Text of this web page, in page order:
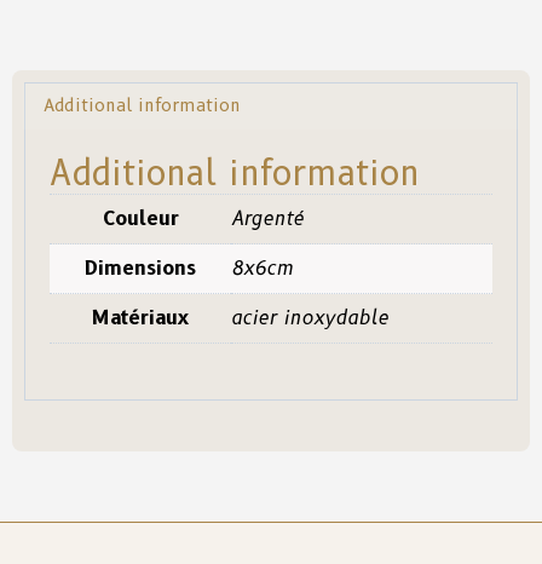
Additional information
Additional information
Couleur Argenté
Dimensions 8x6cm
Matériaux acier inoxydable